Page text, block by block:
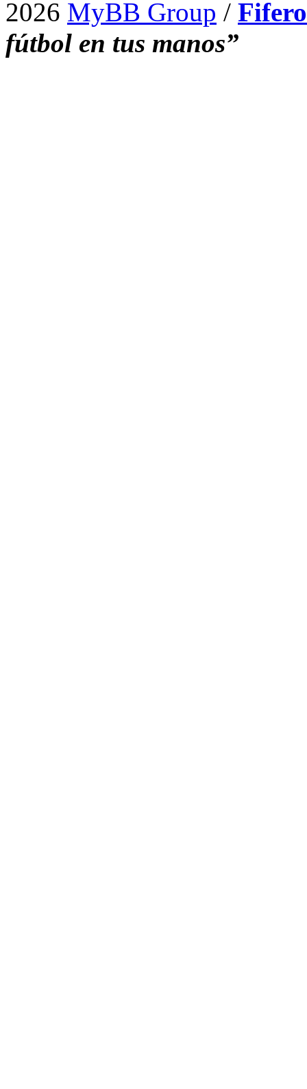
2026 MyBB Group /
fútbol en tus manos”